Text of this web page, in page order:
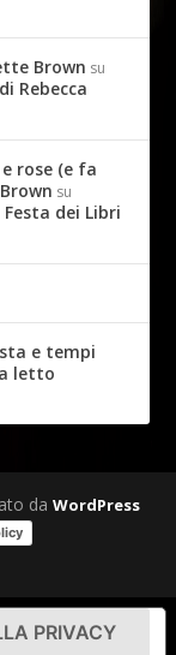
Brown su
Rebecca
rose (e fa
su
dei Libri
e tempi
letto
da WordPress
PRIVACY